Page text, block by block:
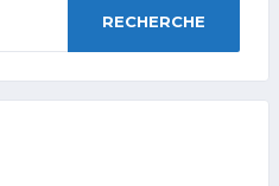
RECHERCHE